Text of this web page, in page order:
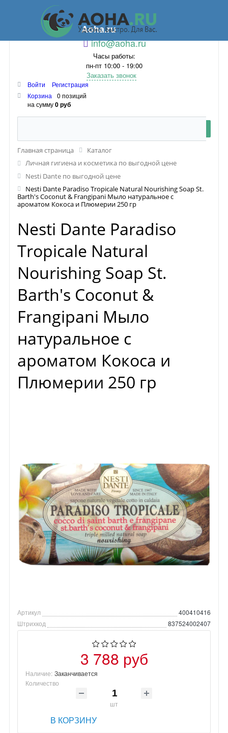
Aoha.ru
info@aoha.ru
Часы работы:
пн-пт 10:00 - 19:00
Заказать звонок
Войти
Регистрация
Корзина
0 позиций
на сумму0 руб
Главная страница
Каталог
Личная гигиена и косметика по выгодной цене
Nesti Dante по выгодной цене
Nesti Dante Paradiso Tropicale Natural Nourishing Soap St.
Barth's Coconut & Frangipani Мыло натуральное с
ароматом Кокоса и Плюмерии 250 гр
Nesti Dante Paradiso
Tropicale Natural
Nourishing Soap St.
Barth's Coconut &
Frangipani Мыло
натуральное с
ароматом Кокоса и
Плюмерии 250 гр
Артикул
400410416
Штрихкод
837524002407
3 788 руб
Наличие: Заканчивается
Количество
шт
В КОРЗИНУ